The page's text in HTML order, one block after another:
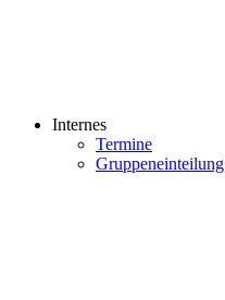
Internes
Termine
Gruppeneinteilung